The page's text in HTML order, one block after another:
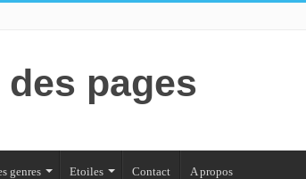
pages
genres Etoiles Contact A propos